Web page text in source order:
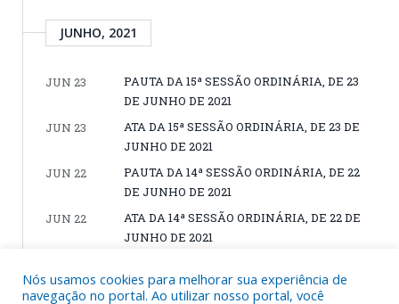
JUNHO, 2021
JUN 23
PAUTA DA 15ª SESSÃO ORDINÁRIA, DE 23
DE JUNHO DE 2021
JUN 23
ATA DA 15ª SESSÃO ORDINÁRIA, DE 23 DE
JUNHO DE 2021
JUN 22
PAUTA DA 14ª SESSÃO ORDINÁRIA, DE 22
DE JUNHO DE 2021
JUN 22
ATA DA 14ª SESSÃO ORDINÁRIA, DE 22 DE
JUNHO DE 2021
JUNHO DE 2021
Nós usamos cookies para melhorar sua experiência de
navegação no portal. Ao utilizar nosso portal, você